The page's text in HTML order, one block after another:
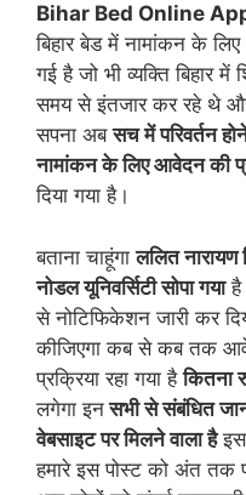
Bihar Bed Online
बिहार बेड में नामांकन के लिए
गई है जो भी व्यक्ति बिहार
समय से इंतजार कर रहे थे
सपना अबसच में परिवर्तन
नामांकन के लिए आवेदन की
दिया गया है।
बताना चाहूंगाललित नारायण
नोडल यूनिवर्सिटी सोपा गयाहै
से नोटिफिकेशन जारी कर
कीजिएगा कब से कब तक
प्रक्रिया रहा गया हैकितना
लगेगा इनसभी से संबंधित
वेबसाइट पर मिलने वाला है
हमारे इस पोस्ट को अंत तक